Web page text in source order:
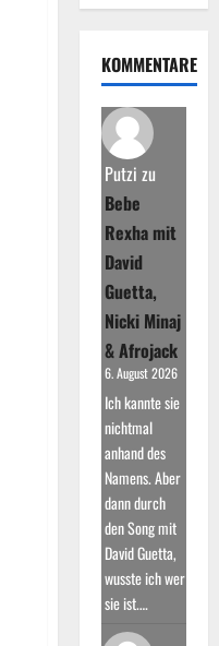
KOMMENTARE
Putzi zu
Bebe
Rexha mit
David
Guetta,
Nicki Minaj
& Afrojack
6. August 2026
Ich kannte sie
nichtmal
anhand des
Namens. Aber
dann durch
den Song mit
David Guetta,
wusste ich wer
sie ist.…